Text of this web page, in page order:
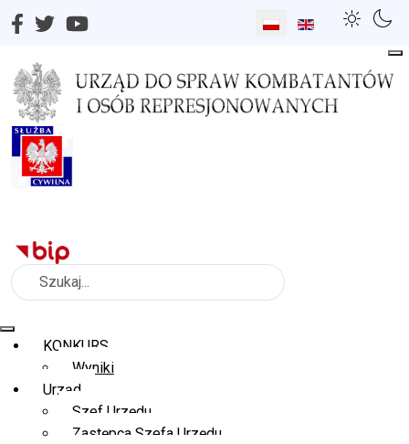
Wybierz swój język
Szukaj
KONKURS
Wyniki
Urząd
Szef Urzędu
Zastępca Szefa Urzędu